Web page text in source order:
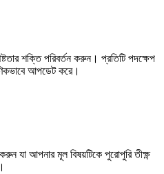
শক্তি পরিবর্তন করুন। প্রতিটি পদক্ষেপ
আপডেট করে।
যা আপনার মূল বিষয়টিকে পুরোপুরি তীক্ষ্ণ